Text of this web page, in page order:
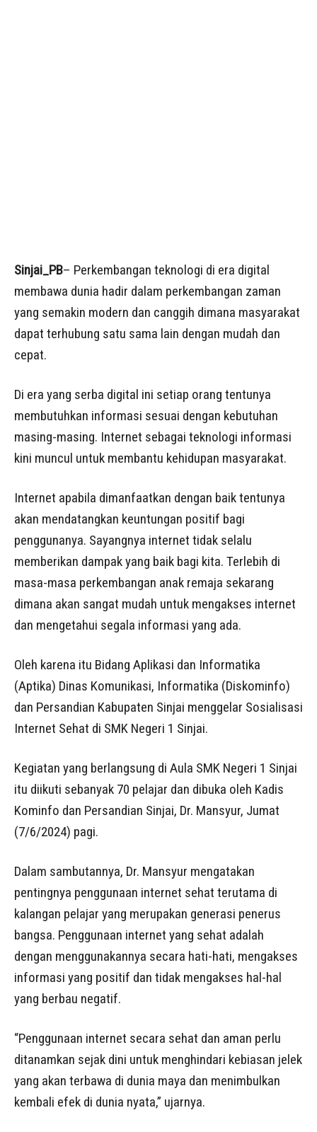
Sinjai_PB– Perkembangan teknologi di era digital
membawa dunia hadir dalam perkembangan zaman
yang semakin modern dan canggih dimana masyarakat
dapat terhubung satu sama lain dengan mudah dan
cepat.
Di era yang serba digital ini setiap orang tentunya
membutuhkan informasi sesuai dengan kebutuhan
masing-masing. Internet sebagai teknologi informasi
kini muncul untuk membantu kehidupan masyarakat.
Internet apabila dimanfaatkan dengan baik tentunya
akan mendatangkan keuntungan positif bagi
penggunanya. Sayangnya internet tidak selalu
memberikan dampak yang baik bagi kita. Terlebih di
masa-masa perkembangan anak remaja sekarang
dimana akan sangat mudah untuk mengakses internet
dan mengetahui segala informasi yang ada.
Oleh karena itu Bidang Aplikasi dan Informatika
(Aptika) Dinas Komunikasi, Informatika (Diskominfo)
dan Persandian Kabupaten Sinjai menggelar Sosialisasi
Internet Sehat di SMK Negeri 1 Sinjai.
Kegiatan yang berlangsung di Aula SMK Negeri 1 Sinjai
itu diikuti sebanyak 70 pelajar dan dibuka oleh Kadis
Kominfo dan Persandian Sinjai, Dr. Mansyur, Jumat
(7/6/2024) pagi.
Dalam sambutannya, Dr. Mansyur mengatakan
pentingnya penggunaan internet sehat terutama di
kalangan pelajar yang merupakan generasi penerus
bangsa. Penggunaan internet yang sehat adalah
dengan menggunakannya secara hati-hati, mengakses
informasi yang positif dan tidak mengakses hal-hal
yang berbau negatif.
“Penggunaan internet secara sehat dan aman perlu
ditanamkan sejak dini untuk menghindari kebiasan jelek
yang akan terbawa di dunia maya dan menimbulkan
kembali efek di dunia nyata,” ujarnya.